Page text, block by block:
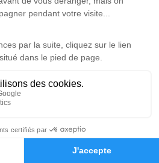
Hommages
Je rends hommage
2023 à 15h00